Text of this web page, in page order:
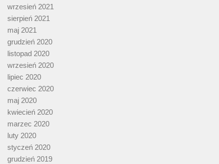
wrzesień 2021
sierpień 2021
maj 2021
grudzień 2020
listopad 2020
wrzesień 2020
lipiec 2020
czerwiec 2020
maj 2020
kwiecień 2020
marzec 2020
luty 2020
styczeń 2020
grudzień 2019